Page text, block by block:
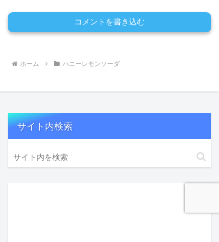
コメントを書き込む
ホーム ハニーレモンソーダ
サイト内検索